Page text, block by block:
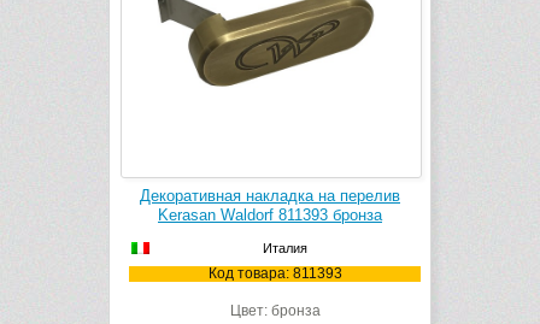
Декоративная накладка на перелив
Kerasan Waldorf 811393 бронза
Италия
Код товара: 811393
Цвет: бронза